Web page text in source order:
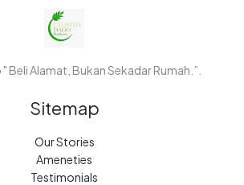
Beli Alamat, Bukan Sekadar Rumah.”.
Sitemap
Our Stories
Ameneties
Testimonials